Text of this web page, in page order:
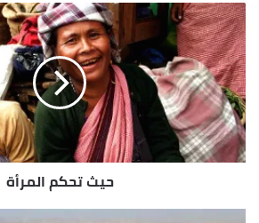
حيث
تحكم
المرأة
حيث تحكم المرأة